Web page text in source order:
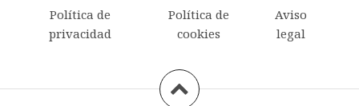
Política de
privacidad
Política de
cookies
Aviso
legal